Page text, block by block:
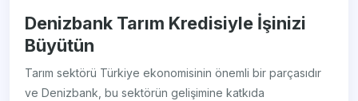
Denizbank Tarım Kredisiyle İşinizi
Büyütün
Tarım sektörü Türkiye ekonomisinin önemli bir parçasıdır
ve Denizbank, bu sektörün gelişimine katkıda